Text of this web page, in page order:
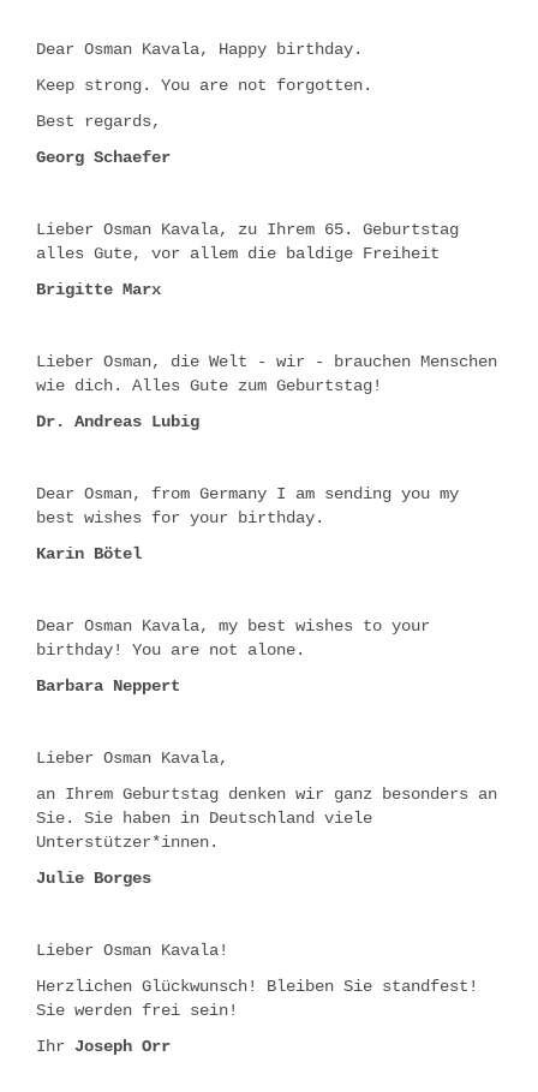
Dear Osman Kavala, Happy birthday.
Keep strong. You are not forgotten.
Best regards,
Georg Schaefer
Lieber Osman Kavala, zu Ihrem 65. Geburtstag
alles Gute, vor allem die baldige Freiheit
Brigitte Marx
Lieber Osman, die Welt - wir - brauchen Menschen
wie dich. Alles Gute zum Geburtstag!
Dr. Andreas Lubig
Dear Osman, from Germany I am sending you my
best wishes for your birthday.
Karin Bötel
Dear Osman Kavala, my best wishes to your
birthday! You are not alone.
Barbara Neppert
Lieber Osman Kavala,
an Ihrem Geburtstag denken wir ganz besonders an
Sie. Sie haben in Deutschland viele
Unterstützer*innen.
Julie Borges
Lieber Osman Kavala!
Herzlichen Glückwunsch! Bleiben Sie standfest!
Sie werden frei sein!
Ihr Joseph Orr